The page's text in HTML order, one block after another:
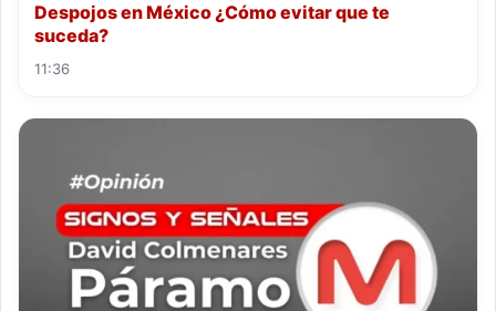
Despojos en México ¿Cómo evitar que te
suceda?
11:36